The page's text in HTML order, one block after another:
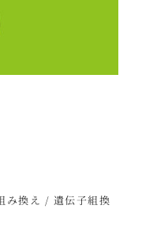
換え / 遺伝子組換